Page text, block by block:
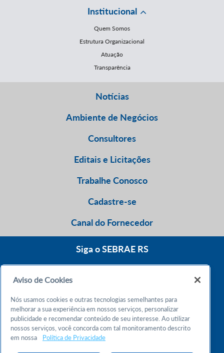
Institucional
Quem Somos
Estrutura Organizacional
Atuação
Transparência
Notícias
Ambiente de Negócios
Consultores
Editais e Licitações
Trabalhe Conosco
Cadastre-se
Canal do Fornecedor
Siga o SEBRAE RS
Atendimento 24h
Chame no WhatsApp
Aviso de Cookies
Nós usamos cookies e outras tecnologias semelhantes para
melhorar a sua experiência em nossos serviços, personalizar
publicidade e recomendar conteúdo de seu interesse. Ao utilizar
nossos serviços, você concorda com tal monitoramento descrito
em nossa
Política de Privacidade